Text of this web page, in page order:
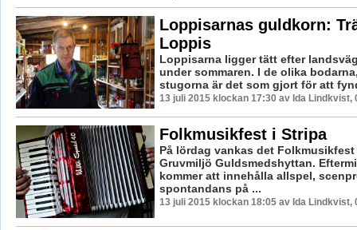
Loppisarnas guldkorn:
Loppis
Loppisarna ligger tätt efter
under sommaren. I de olika
stugorna är det som gjort för att
13 juli 2015 klockan 17:30 av Ida Lindkvist,
Folkmusikfest i Stripa
På lördag vankas det Folkmusikfest
Gruvmiljö Guldsmedshyttan.
kommer att innehålla allspel,
spontandans på ...
13 juli 2015 klockan 18:05 av Ida Lindkvist,